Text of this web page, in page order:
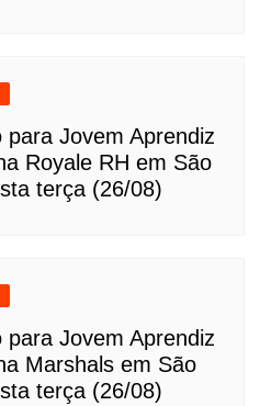
Jovem Aprendiz
Royale RH em São
terça (26/08)
Jovem Aprendiz
Marshals em São
terça (26/08)